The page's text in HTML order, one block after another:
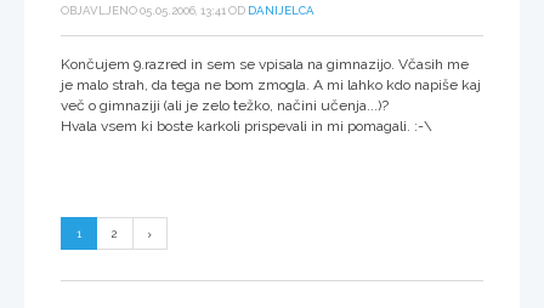
OBJAVLJENO 05.05.2006, 13:41 OD DANIJELCA
Končujem 9.razred in sem se vpisala na gimnazijo. Včasih me
je malo strah, da tega ne bom zmogla. A mi lahko kdo napiše kaj
več o gimnaziji (ali je zelo težko, načini učenja...)?
Hvala vsem ki boste karkoli prispevali in mi pomagali. :-\
1 2